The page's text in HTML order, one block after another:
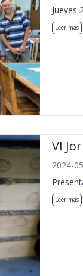
Jueves
Leer más
VI
2024-
Leer más